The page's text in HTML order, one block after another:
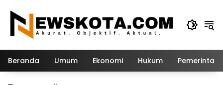
konten
Beranda Umum Ekonomi Hukum